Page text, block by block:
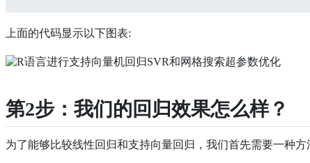
上面的代码显示以下图表:
第2步：我们的回归效果怎么样？
为了能够比较线性回归和支持向量回归，我们首先需要一种方